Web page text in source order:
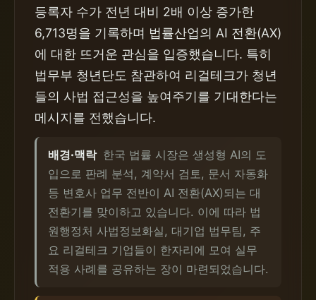
등록자 수가 전년 대비 2배 이상 증가한
6,713명을 기록하며 법률산업의 AI 전환(AX)
에 대한 뜨거운 관심을 입증했습니다. 특히
법무부 청년단도 참관하여 리걸테크가 청년
들의 사법 접근성을 높여주기를 기대한다는
메시지를 전했습니다.
배경·맥락 한국 법률 시장은 생성형 AI의 도
입으로 판례 분석, 계약서 검토, 문서 자동화
등 변호사 업무 전반이 AI 전환(AX)되는 대
전환기를 맞이하고 있습니다. 이에 따라 법
원행정처 사법정보화실, 대기업 법무팀, 주
요 리걸테크 기업들이 한자리에 모여 실무
적용 사례를 공유하는 장이 마련되었습니다.